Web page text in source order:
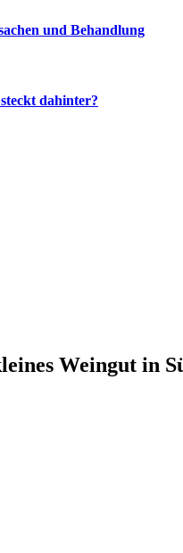
und Behandlung
dahinter?
Weingut in